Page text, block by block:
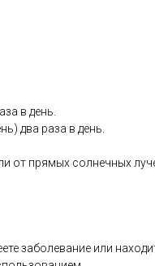
в день.
два раза в день.
от прямых солнечных
заболевание или